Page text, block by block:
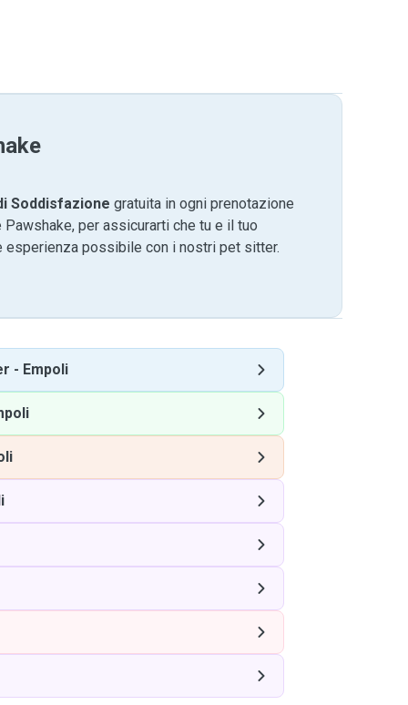
Soddisfazione gratuita in ogni prenotazione
per assicurarti che tu e il tuo
esperienza possibile con i nostri pet sitter.
- Empoli